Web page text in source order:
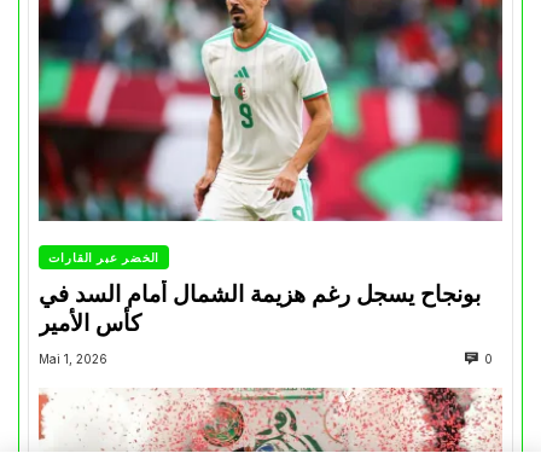
الخضر عبر القارات
بونجاح يسجل رغم هزيمة الشمال أمام السد في
كأس الأمير
Mai 1, 2026 0